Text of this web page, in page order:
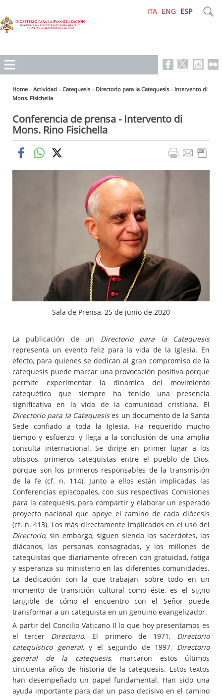
ITA ENG ESP
Home » Actividad » Catequesis » Directorio para la Catequesis » Intervento di
Mons. Fisichella
Conferencia de prensa - Intervento di
Mons. Rino Fisichella
Sala de Prensa, 25 de junio de 2020
La publicación de un Directorio para la Catequesis
representa un evento feliz para la vida de la Iglesia. En
efecto, para quienes se dedican al gran compromiso de la
catequesis puede marcar una provocación positiva porque
permite experimentar la dinámica del movimiento
catequético que siempre ha tenido una presencia
significativa en la vida de la comunidad cristiana. El
Directorio para la Catequesises un documento de la Santa
Sede confiado a toda la Iglesia. Ha requerido mucho
tiempo y esfuerzo, y llega a la conclusión de una amplia
consulta internacional. Se dirige en primer lugar a los
obispos, primeros catequistas entre el pueblo de Dios,
porque son los primeros responsables de la transmisión
de la fe (cf. n. 114). Junto a ellos están implicadas las
Conferencias episcopales, con sus respectivas Comisiones
para la catequesis, para compartir y elaborar un esperado
proyecto nacional que apoye el camino de cada diócesis
(cf. n. 413). Los más directamente implicados en el uso del
Directorio, sin embargo, siguen siendo los sacerdotes, los
diáconos, las personas consagradas, y los millones de
catequistas que diariamente ofrecen con gratuidad, fatiga
y esperanza su ministerio en las diferentes comunidades.
La dedicación con la que trabajan, sobre todo en un
momento de transición cultural como éste, es el signo
tangible de cómo el encuentro con el Señor puede
transformar a un catequista en un genuino evangelizador.
A partir del Concilio Vaticano II lo que hoy presentamos es
el tercer Directorio. El primero de 1971, Directorio
catequístico general, y el segundo de 1997, Directorio
general de la catequesis, marcaron estos últimos
cincuenta años de historia de la catequesis. Estos textos
han desempeñado un papel fundamental. Han sido una
ayuda importante para dar un paso decisivo en el camino